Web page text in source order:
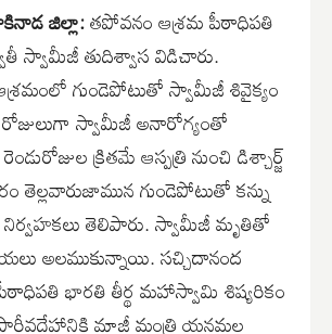
జిల్లా:తపోవనం ఆశ్రమ పీఠాధిపతి
స్వామీజీ తుదిశ్వాస విడిచారు.
గుండెపోటుతో స్వామీజీ శివైక్యం
స్వామీజీ అనారోగ్యంతో
క్రితమే ఆస్పత్రి నుంచి డిశ్చార్జ్
తెల్లవారుజామున గుండెపోటుతో కన్ను
తెలిపారు. స్వామీజీ మృతితో
అలముకున్నాయి. సచ్చిదానంద
భారతి తీర్థ మహాస్వామి శిష్యరికం
మాజీ మంత్రి యనమల